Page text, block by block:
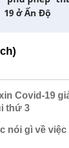
19 ở Ấn Độ
Covid-19
thứ 3
nói gì về